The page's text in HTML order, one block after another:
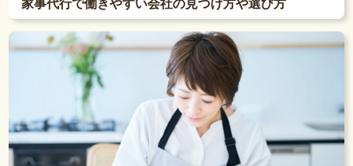
家事代行で働きやすい会社の見つけ方や選び方